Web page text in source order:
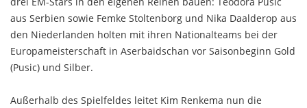
aus Serbien sowie Femke Stoltenborg und Nika Daalderop aus
den Niederlanden holten mit ihren Nationalteams bei der
Europameisterschaft in Aserbaidschan vor Saisonbeginn Gold
(Pusic) und Silber.
Außerhalb des Spielfeldes leitet Kim Renkema nun die